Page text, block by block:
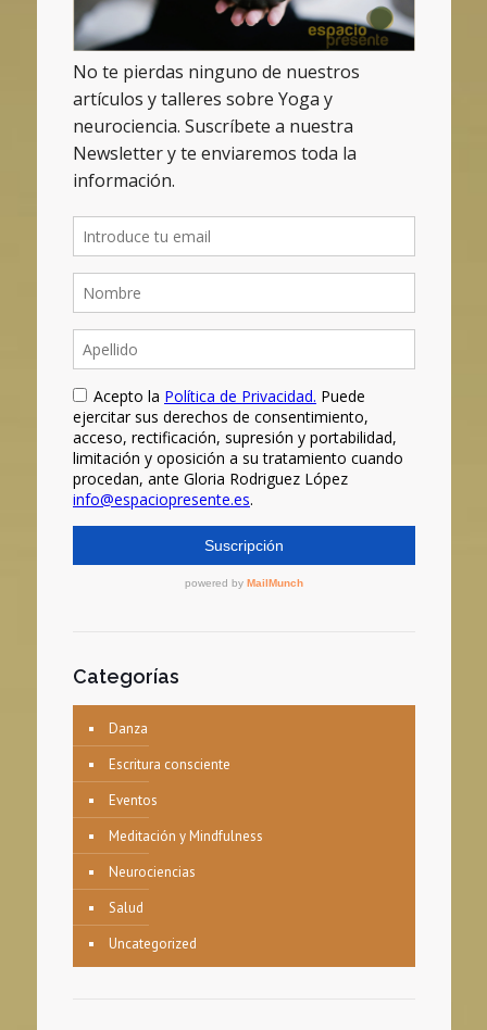
Categorías
Danza
Escritura consciente
Eventos
Meditación y Mindfulness
Neurociencias
Salud
Uncategorized